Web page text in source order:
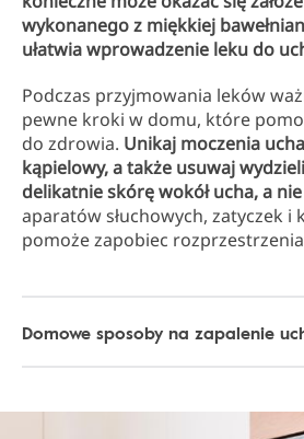
wykonanego z miękkiej
ułatwia wprowadzenie leku do
Podczas przyjmowania leków
pewne kroki w domu, które
do zdrowia. Unikaj moczenia
kąpielowy, a także usuwaj
delikatnie skórę wokół ucha, a
aparatów słuchowych, zatyczek i
pomoże zapobiec
Domowe sposoby na zapalenie